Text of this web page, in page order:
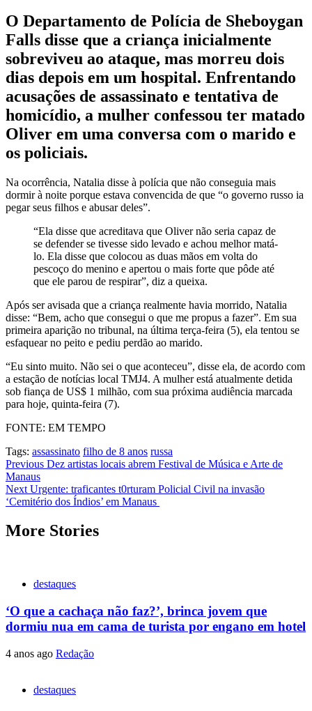
O Departamento de Polícia de Sheboygan
Falls disse que a criança inicialmente
sobreviveu ao ataque, mas morreu dois
dias depois em um hospital. Enfrentando
acusações de assassinato e tentativa de
homicídio, a mulher confessou ter matado
Oliver em uma conversa com o marido e
os policiais.
Na ocorrência, Natalia disse à polícia que não conseguia mais
dormir à noite porque estava convencida de que “o governo russo ia
pegar seus filhos e abusar deles”.
“Ela disse que acreditava que Oliver não seria capaz de
se defender se tivesse sido levado e achou melhor matá-
lo. Ela disse que colocou as duas mãos em volta do
pescoço do menino e apertou o mais forte que pôde até
que ele parou de respirar”, diz a queixa.
Após ser avisada que a criança realmente havia morrido, Natalia
disse: “Bem, acho que consegui o que me propus a fazer”. Em sua
primeira aparição no tribunal, na última terça-feira (5), ela tentou se
esfaquear no peito e pediu perdão ao marido.
“Eu sinto muito. Não sei o que aconteceu”, disse ela, de acordo com
a estação de notícias local TMJ4. A mulher está atualmente detida
sob fiança de US$ 1 milhão, com sua próxima audiência marcada
para hoje, quinta-feira (7).
FONTE: EM TEMPO
Tags: assassinato filho de 8 anos russa
Post
navigation
Previous Dez artistas locais abrem Festival de Música e Arte de
Manaus
Next Urgente: traficantes t0rturam Policial Civil na invasão
‘Cemitério dos Índios’ em Manaus
More Stories
destaques
‘O que a cachaça não faz?’, brinca jovem que
dormiu nua em cama de turista por engano em hotel
4 anos ago Redação
destaques